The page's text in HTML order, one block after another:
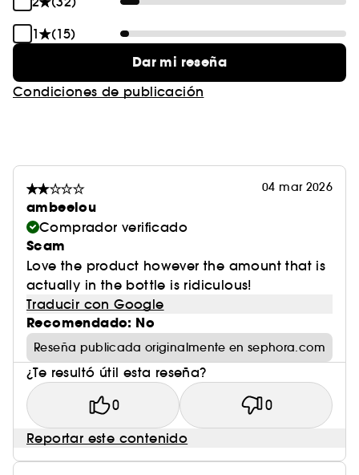
1
(15)
Dar mi reseña
Condiciones de publicación
04 mar 2026
ambeelou
Comprador verificado
Scam
Love the product however the amount that is
actually in the bottle is ridiculous!
Traducir con Google
Recomendado: No
Reseña publicada originalmente en sephora.com
¿Te resultó útil esta reseña?
0 0
Reportar este contenido